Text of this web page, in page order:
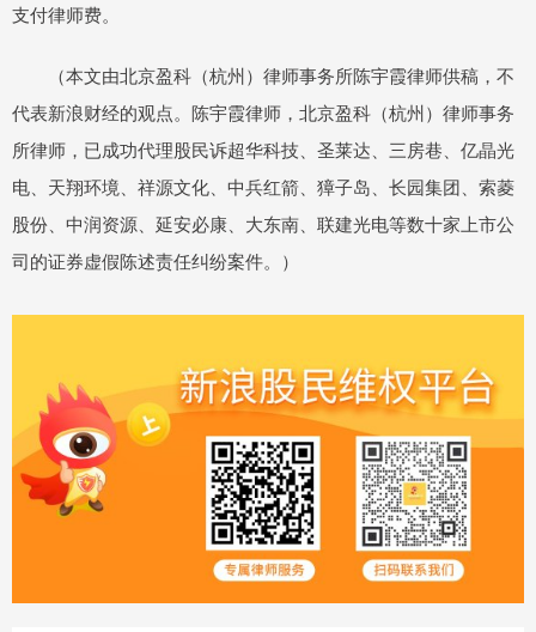
支付律师费。
（本文由北京盈科（杭州）律师事务所陈宇霞律师供稿，不
代表新浪财经的观点。陈宇霞律师，北京盈科（杭州）律师事务
所律师，已成功代理股民诉超华科技、圣莱达、三房巷、亿晶光
电、天翔环境、祥源文化、中兵红箭、獐子岛、长园集团、索菱
股份、中润资源、延安必康、大东南、联建光电等数十家上市公
司的证券虚假陈述责任纠纷案件。）